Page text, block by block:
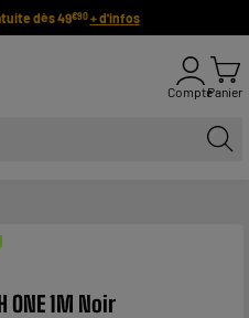
dès 49€90 + d'infos
ComptePanier
ONE 1M Noir